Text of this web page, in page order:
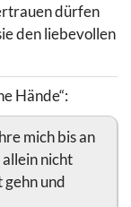
dürfen
den liebevollen
Hände“:
mich bis an
allein nicht
und